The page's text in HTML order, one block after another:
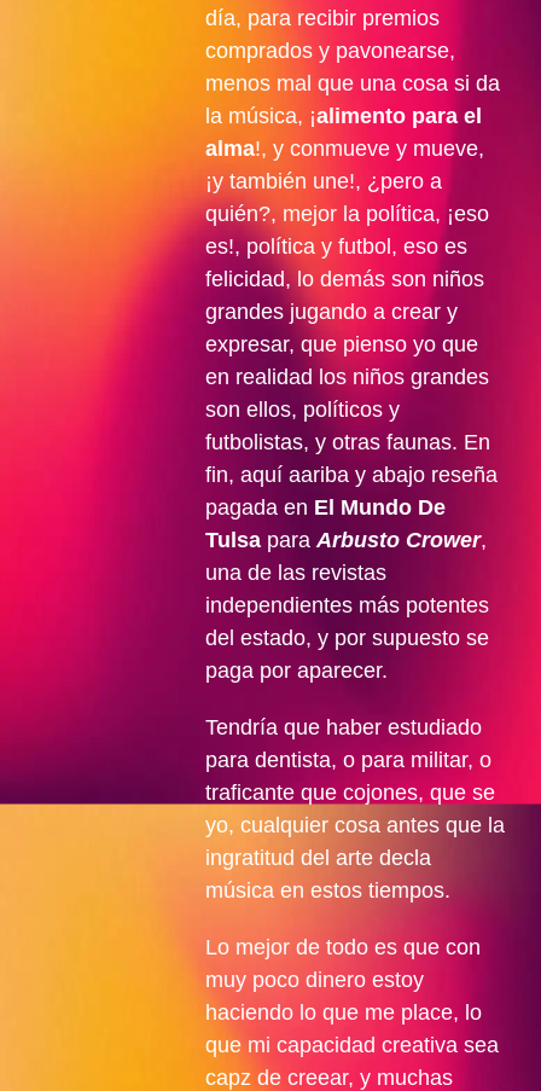
día, para recibir premios
comprados y pavonearse,
menos mal que una cosa si da
la música, ¡alimento para el
alma!, y conmueve y mueve,
¡y también une!, ¿pero a
quién?, mejor la política, ¡eso
es!, política y futbol, eso es
felicidad, lo demás son niños
grandes jugando a crear y
expresar, que pienso yo que
en realidad los niños grandes
son ellos, políticos y
futbolistas, y otras faunas. En
fin, aquí aariba y abajo reseña
pagada en El Mundo De
Tulsa paraArbusto Crower,
una de las revistas
independientes más potentes
del estado, y por supuesto se
paga por aparecer.
Tendría que haber estudiado
para dentista, o para militar, o
traficante que cojones, que se
yo, cualquier cosa antes que la
ingratitud del arte decla
música en estos tiempos.
Lo mejor de todo es que con
muy poco dinero estoy
haciendo lo que me place, lo
que mi capacidad creativa sea
capz de creear, y muchas